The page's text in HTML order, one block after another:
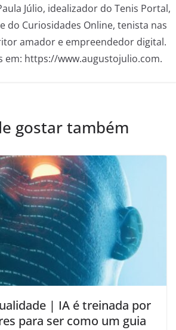
Júlio, idealizador do Tenis Portal,
do Curiosidades Online, tenista nas
amador e empreendedor digital.
em: https://www.augustojulio.com.
gostar também
| IA é treinada por
para ser como um guia